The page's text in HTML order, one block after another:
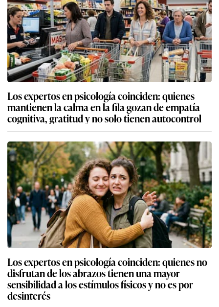
Los expertos en psicología coinciden: quienes
mantienen la calma en la fila gozan de empatía
cognitiva, gratitud y no solo tienen autocontrol
Los expertos en psicología coinciden: quienes no
disfrutan de los abrazos tienen una mayor
sensibilidad a los estímulos físicos y no es por
desinterés